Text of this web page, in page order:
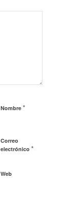
Nombre *
Correo
electrónico *
Web